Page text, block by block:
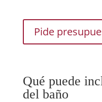
Pide
Qué puede
del baño